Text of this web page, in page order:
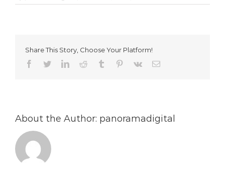
1970
Share This Story, Choose Your Platform!
Facebook
TwitterLinkedInReddit Tumblr Pinterest
Vk Email
About the Author: panoramadigital